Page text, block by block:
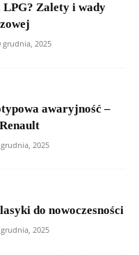
Zalety i wady
grudnia, 2025
awaryjność –
2025
do nowoczesności
2025